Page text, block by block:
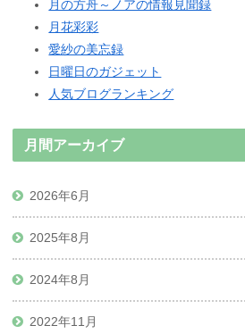
月の方舟～ノアの情報見聞録
月花彩彩
愛紗の美忘録
日曜日のガジェット
人気ブログランキング
月間アーカイブ
2026年6月
2025年8月
2024年8月
2022年11月